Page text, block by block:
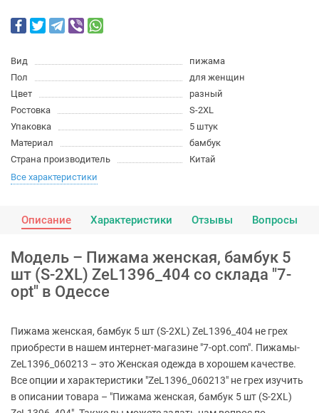
Вид
пижама
Пол
для женщин
Цвет
разный
Ростовка
S-2XL
Упаковка
5 штук
Материал
бамбук
Страна производитель
Китай
Все характеристики
Описание Характеристики Отзывы Вопросы
Модель – Пижама женская, бамбук 5
шт (S-2XL) ZeL1396_404 со склада "7-
opt" в Одессе
Пижама женская, бамбук 5 шт (S-2XL) ZeL1396_404 не грех
приобрести в нашем интернет-магазине "7-opt.com". Пижамы-
ZeL1396_060213 – это Женская одежда в хорошем качестве.
Все опции и характеристики "ZeL1396_060213" не грех изучить
в описании товара – "Пижама женская, бамбук 5 шт (S-2XL)